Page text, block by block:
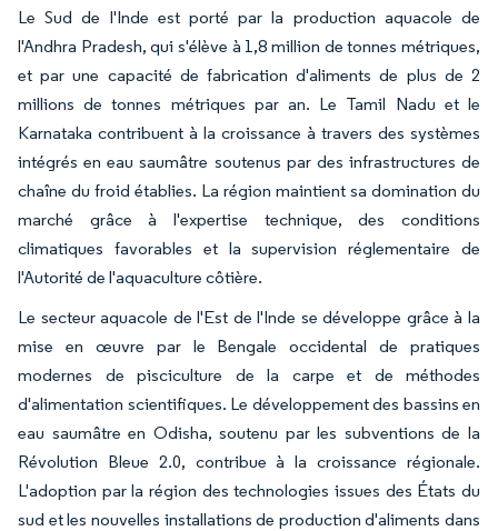
Le Sud de l'Inde est porté par la production aquacole de
l'Andhra Pradesh, qui s'élève à 1,8 million de tonnes métriques,
et par une capacité de fabrication d'aliments de plus de 2
millions de tonnes métriques par an. Le Tamil Nadu et le
Karnataka contribuent à la croissance à travers des systèmes
intégrés en eau saumâtre soutenus par des infrastructures de
chaîne du froid établies. La région maintient sa domination du
marché grâce à l'expertise technique, des conditions
climatiques favorables et la supervision réglementaire de
l'Autorité de l'aquaculture côtière.
Le secteur aquacole de l'Est de l'Inde se développe grâce à la
mise en œuvre par le Bengale occidental de pratiques
modernes de pisciculture de la carpe et de méthodes
d'alimentation scientifiques. Le développement des bassins en
eau saumâtre en Odisha, soutenu par les subventions de la
Révolution Bleue 2.0, contribue à la croissance régionale.
L'adoption par la région des technologies issues des États du
sud et les nouvelles installations de production d'aliments dans